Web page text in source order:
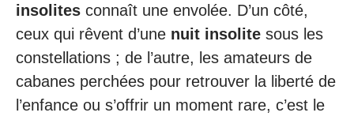
insolites connaît une envolée. D’un côté,
ceux qui rêvent d’une nuit insolite sous les
constellations ; de l’autre, les amateurs de
cabanes perchées pour retrouver la liberté de
l’enfance ou s’offrir un moment rare, c’est le